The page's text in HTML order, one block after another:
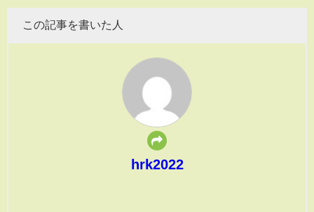
この記事を書いた人
hrk2022